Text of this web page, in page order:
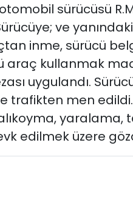
sürücüsü
ve
inme, sürücü
araç kullanmak
uygulandı.
men edildi.
edilmek üzere